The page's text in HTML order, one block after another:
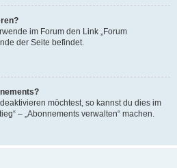
im Forum den Link „Forum
der Seite befindet.
möchtest, so kannst du dies im
– „Abonnements verwalten“ machen.